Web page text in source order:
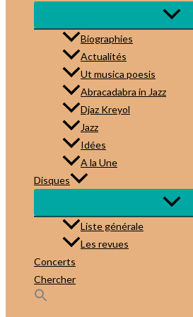
Biographies
Actualités
Ut musica poesis
Abracadabra in Jazz
Djaz Kreyol
Jazz
Idées
A la Une
Disques
Liste générale
Les revues
Concerts
Chercher